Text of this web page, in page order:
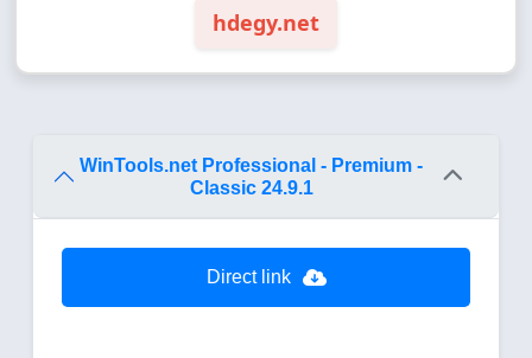
hdegy.net
WinTools.net Professional - Premium -
Classic 24.9.1
Direct link